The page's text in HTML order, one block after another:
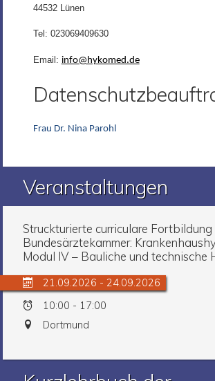
44532 Lünen
Tel: 023069409630
Email: info@hykomed.de
Frau Dr. Nina Parohl
Veranstaltungen
Struckturierte curriculare Fortbildung
Bundesärztekammer:
Modul IV – Bauliche und technische
21.09.2026 - 24.09.2026
10:00 - 17:00
Dortmund